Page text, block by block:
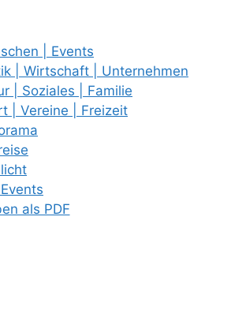
| Events
| Wirtschaft | Unternehmen
| Soziales | Familie
| Vereine | Freizeit
als PDF